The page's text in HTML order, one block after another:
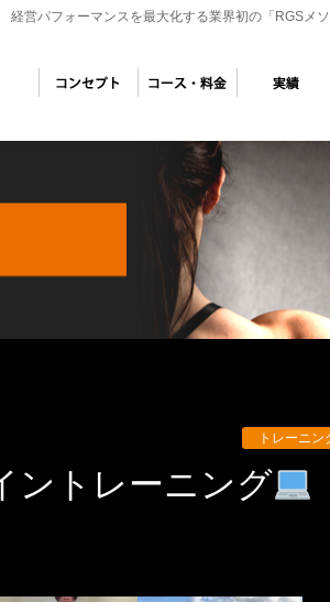
経営パフォーマンスを最大化する業界初の「RGSメ
トレーニン
ントレーニング